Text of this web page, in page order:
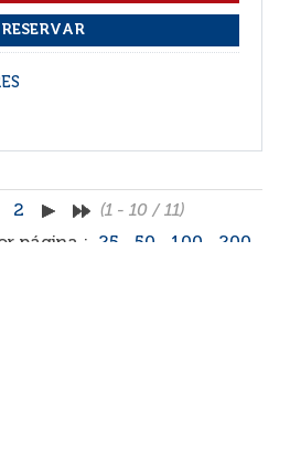
2
(1 - 10 / 11)
página :
25 50 100 200